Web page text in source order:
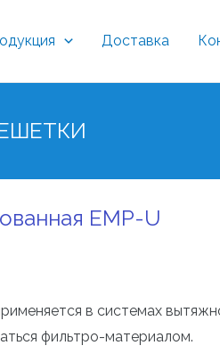
Доставка
EMP-U
в системах
фильтро-материалом.